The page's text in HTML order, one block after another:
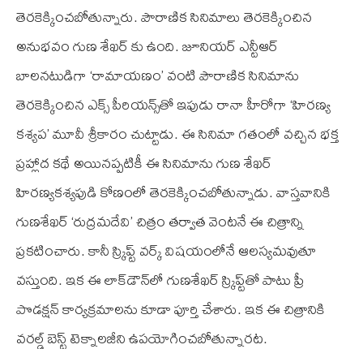
తెరకెక్కించబోతున్నారు. పౌరాణిక సినిమాలు తెరకెక్కించిన
అనుభవం గుణ శేఖర్ కు ఉంది. జూనియర్ ఎన్టీఆర్
బాలనటుడిగా ‘రామాయణం’ వంటి పౌరాణిక సినిమాను
తెరకెక్కించిన ఎక్స్ పీరియన్స్‌తో ఇపుడు రానా హీరోగా ‘హిరణ్య
కశ్యప’ మూవీ శ్రీకారం చుట్టాడు. ఈ సినిమా గతంలో వచ్చిన భక్త
ప్రహ్లాద కథే అయినప్పటికీ ఈ సినిమాను గుణ శేఖర్
హిరణ్యకశ్యపుడి కోణంలో తెరకెక్కించబోతున్నాడు. వాస్తవానికి
గుణశేఖర్ ‘రుద్రమదేవి’ చిత్రం తర్వాత వెంటనే ఈ చిత్రాన్ని
ప్రకటించారు. కానీ స్క్రిప్ట్ వర్క్ విషయంలోనే ఆలస్యమవుతూ
వస్తుంది. ఇక ఈ లాక్‌డౌన్‌లో గుణశేఖర్ స్క్రిప్ట్‌తో పాటు ప్రీ
పొడక్షన్ కార్యక్రమాలను కూడా పూర్తి చేశారు. ఇక ఈ చిత్రానికి
వరల్డ్ బెస్ట్ టెక్నాలజీని ఉపయోగించబోతున్నారట.